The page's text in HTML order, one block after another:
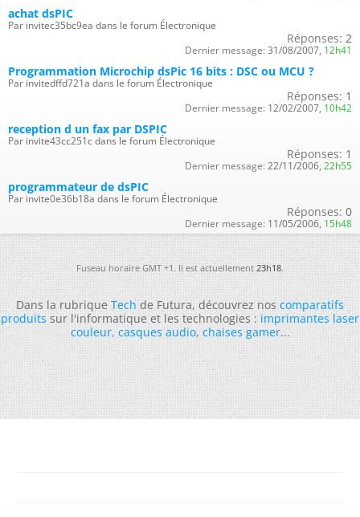
achat dsPIC
Par invitec35bc9ea dans le forum Électronique
Réponses: 2
Dernier message: 31/08/2007, 12h41
Programmation Microchip dsPic 16 bits : DSC ou MCU ?
Par invitedffd721a dans le forum Électronique
Réponses: 1
Dernier message: 12/02/2007, 10h42
reception d un fax par DSPIC
Par invite43cc251c dans le forum Électronique
Réponses: 1
Dernier message: 22/11/2006, 22h55
programmateur de dsPIC
Par invite0e36b18a dans le forum Électronique
Réponses: 0
Dernier message: 11/05/2006, 15h48
Fuseau horaire GMT +1. Il est actuellement23h18.
Dans la rubriqueTechde Futura, découvrez noscomparatifs
produitssur l'informatique et les technologies :imprimantes laser
couleur,casques audio,chaises gamer...